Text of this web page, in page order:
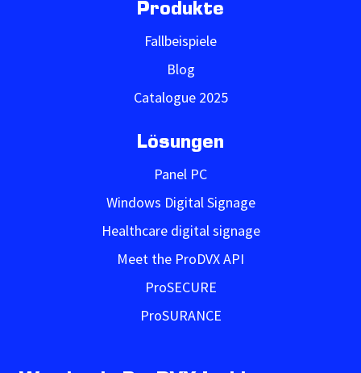
Produkte
Fallbeispiele
Blog
Catalogue 2025
Lösungen
Panel PC
Windows Digital Signage
Healthcare digital signage
Meet the ProDVX API
ProSECURE
ProSURANCE